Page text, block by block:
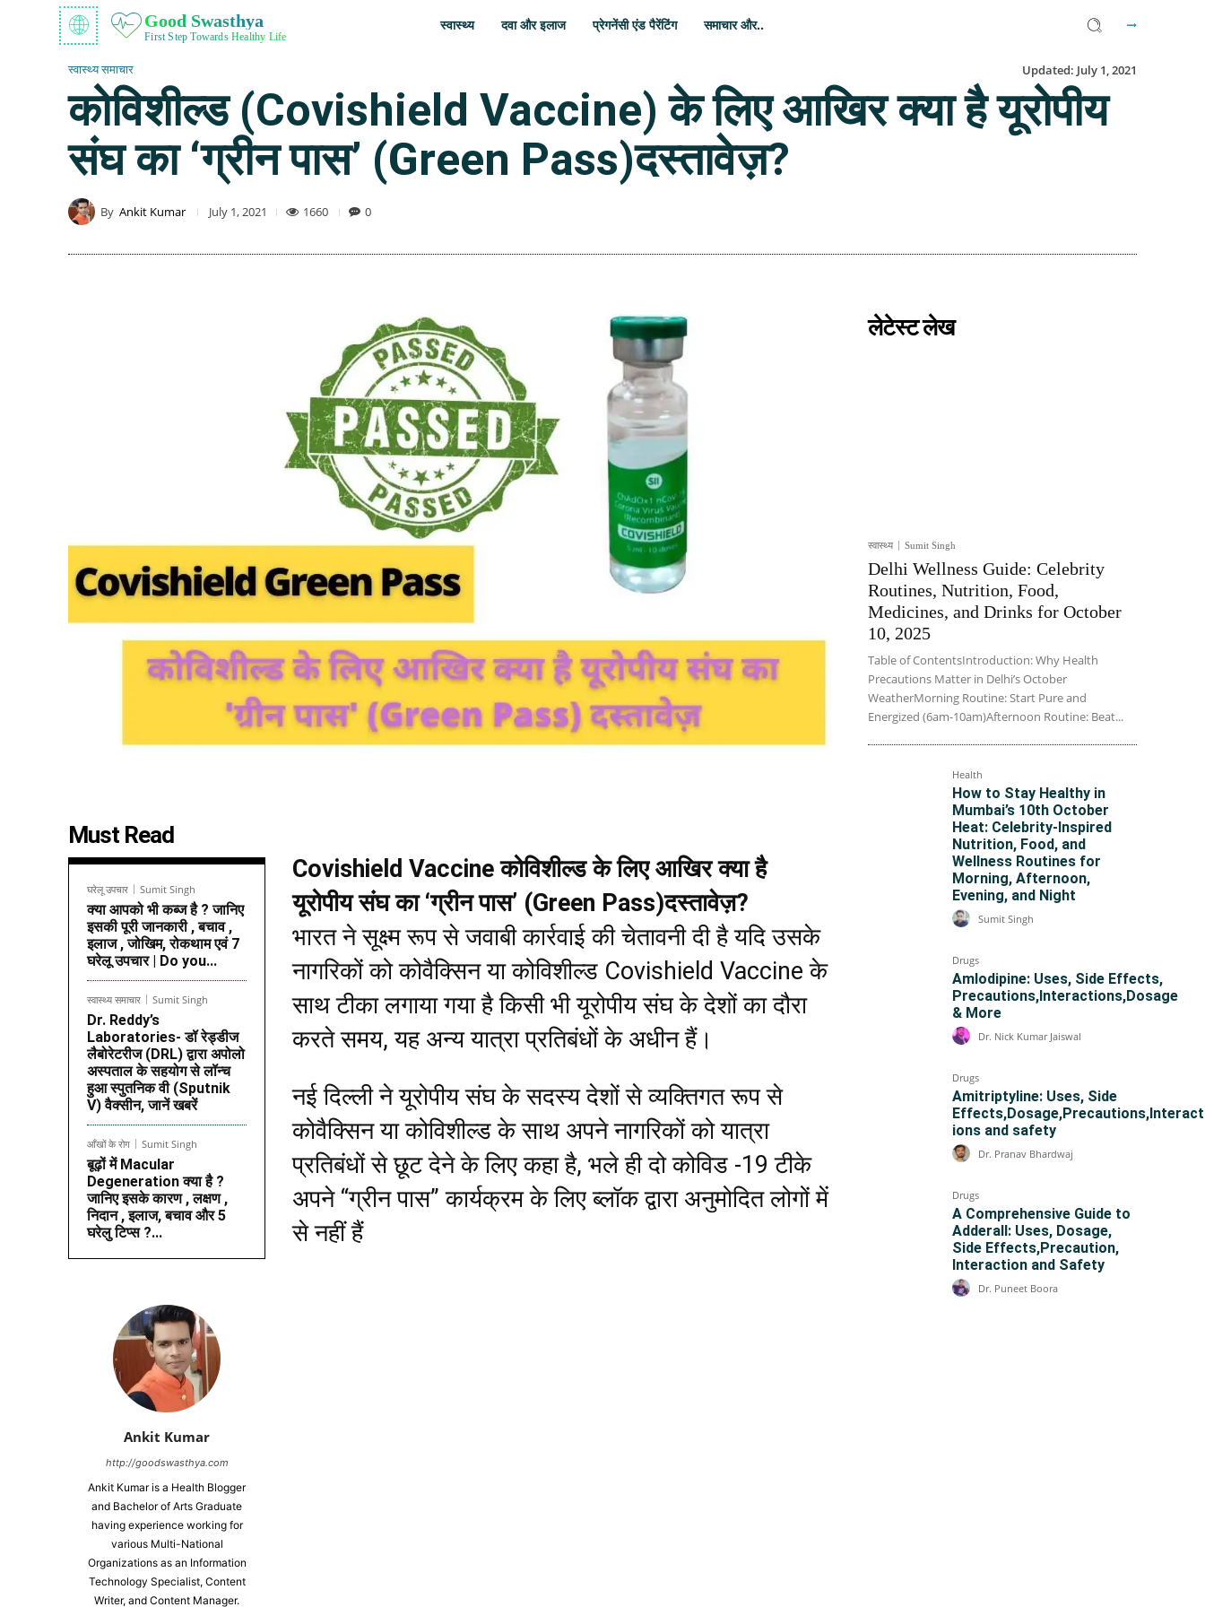
Good Swasthya
First Step Towards Healthy Life
स्वास्थ्य दवा और इलाज प्रेगनेंसी एंड पैरेंटिंग समाचार और..
स्वास्थ्य समाचार Updated: July 1, 2021
कोविशील्ड (Covishield Vaccine) के लिए आखिर क्या है यूरोपीय
संघ का ‘ग्रीन पास’ (Green Pass)दस्तावेज़?
By Ankit Kumar July 1, 2021 1660 0
Must Read
घरेलू उपचार Sumit Singh
क्या आपको भी कब्ज है ? जानिए
इसकी पूरी जानकारी , बचाव ,
इलाज , जोखिम, रोकथाम एवं 7
घरेलू उपचार | Do you...
स्वास्थ्य समाचार Sumit Singh
Dr. Reddy’s
Laboratories- डॉ रेड्डीज
लैबोरेटरीज (DRL) द्वारा अपोलो
अस्पताल के सहयोग से लॉन्च
हुआ स्पुतनिक वी (Sputnik
V) वैक्सीन, जानें खबरें
आँखों के रोग Sumit Singh
बूढ़ों में Macular
Degeneration क्या है ?
जानिए इसके कारण , लक्षण ,
निदान , इलाज, बचाव और 5
घरेलु टिप्स ?...
Ankit Kumar
http://goodswasthya.com
Ankit Kumar is a Health Blogger
and Bachelor of Arts Graduate
having experience working for
various Multi-National
Organizations as an Information
Technology Specialist, Content
Writer, and Content Manager.
Covishield Vaccine कोविशील्ड के लिए आखिर क्या है
यूरोपीय संघ का ‘ग्रीन पास’ (Green Pass)दस्तावेज़?
भारत ने सूक्ष्म रूप से जवाबी कार्रवाई की चेतावनी दी है यदि उसके
नागरिकों को कोवैक्सिन या कोविशील्ड Covishield Vaccine के
साथ टीका लगाया गया है किसी भी यूरोपीय संघ के देशों का दौरा
करते समय, यह अन्य यात्रा प्रतिबंधों के अधीन हैं।
नई दिल्ली ने यूरोपीय संघ के सदस्य देशों से व्यक्तिगत रूप से
कोवैक्सिन या कोविशील्ड के साथ अपने नागरिकों को यात्रा
प्रतिबंधों से छूट देने के लिए कहा है, भले ही दो कोविड -19 टीके
अपने “ग्रीन पास” कार्यक्रम के लिए ब्लॉक द्वारा अनुमोदित लोगों में
से नहीं हैं
लेटेस्ट लेख
स्वास्थ्य Sumit Singh
Delhi Wellness Guide: Celebrity
Routines, Nutrition, Food,
Medicines, and Drinks for October
10, 2025
Table of ContentsIntroduction: Why Health
Precautions Matter in Delhi’s October
WeatherMorning Routine: Start Pure and
Energized (6am-10am)Afternoon Routine: Beat...
Health
How to Stay Healthy in
Mumbai’s 10th October
Heat: Celebrity-Inspired
Nutrition, Food, and
Wellness Routines for
Morning, Afternoon,
Evening, and Night
Sumit Singh
Drugs
Amlodipine: Uses, Side Effects,
Precautions,Interactions,Dosage
& More
Dr. Nick Kumar Jaiswal
Drugs
Amitriptyline: Uses, Side
Effects,Dosage,Precautions,Interact
ions and safety
Dr. Pranav Bhardwaj
Drugs
A Comprehensive Guide to
Adderall: Uses, Dosage,
Side Effects,Precaution,
Interaction and Safety
Dr. Puneet Boora